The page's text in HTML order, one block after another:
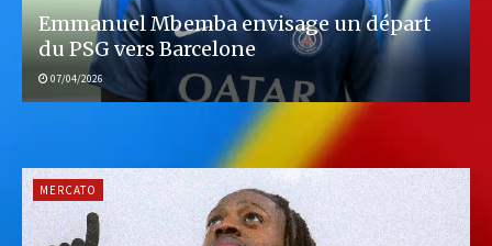
Emmanuel Mbemba envisage un départ
du PSG vers Barcelone
07/04/2026
MERCATO